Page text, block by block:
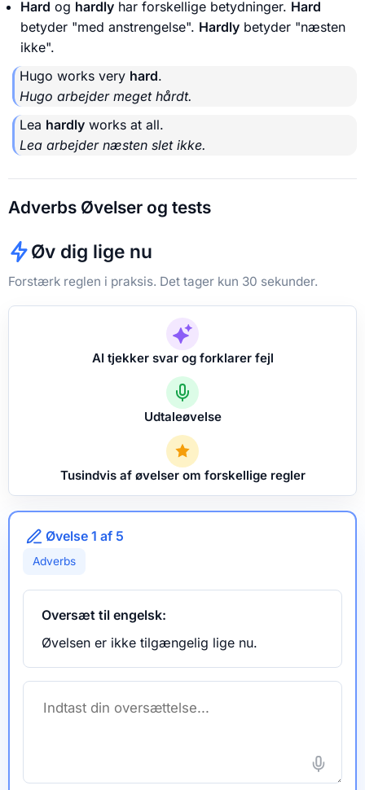
Hard og hardly har forskellige betydninger. Hard
betyder "med anstrengelse". Hardly betyder "næsten
ikke".
Hugo works very hard.
Hugo arbejder meget hårdt.
Lea hardly works at all.
Lea arbejder næsten slet ikke.
Adverbs Øvelser og tests
Øv dig lige nu
Forstærk reglen i praksis. Det tager kun 30 sekunder.
AI tjekker svar og forklarer fejl
Udtaleøvelse
Tusindvis af øvelser om forskellige regler
Øvelse 1 af 5
Adverbs
Oversæt til engelsk:
Øvelsen er ikke tilgængelig lige nu.